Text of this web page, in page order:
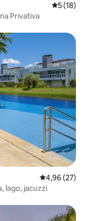
5 de uma
5 (18)
Privativa
4,96 de uma
4,96 (27)
lago, jacuzzi